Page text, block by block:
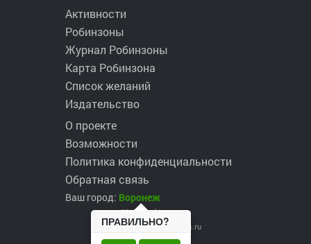
Активности
Робинзоны
Журнал Робинзоны
Карта Робинзона
Список желаний
Издательство
О проекте
Возможности
Политика конфиденциальности
Обратная связь
Ваш город: Воронеж
ПРАВИЛЬНО?
2017 ©robinzons.ru
robinzons@robinzons.ru